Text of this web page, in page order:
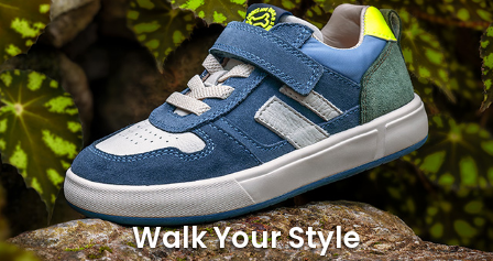
Walk Your Style